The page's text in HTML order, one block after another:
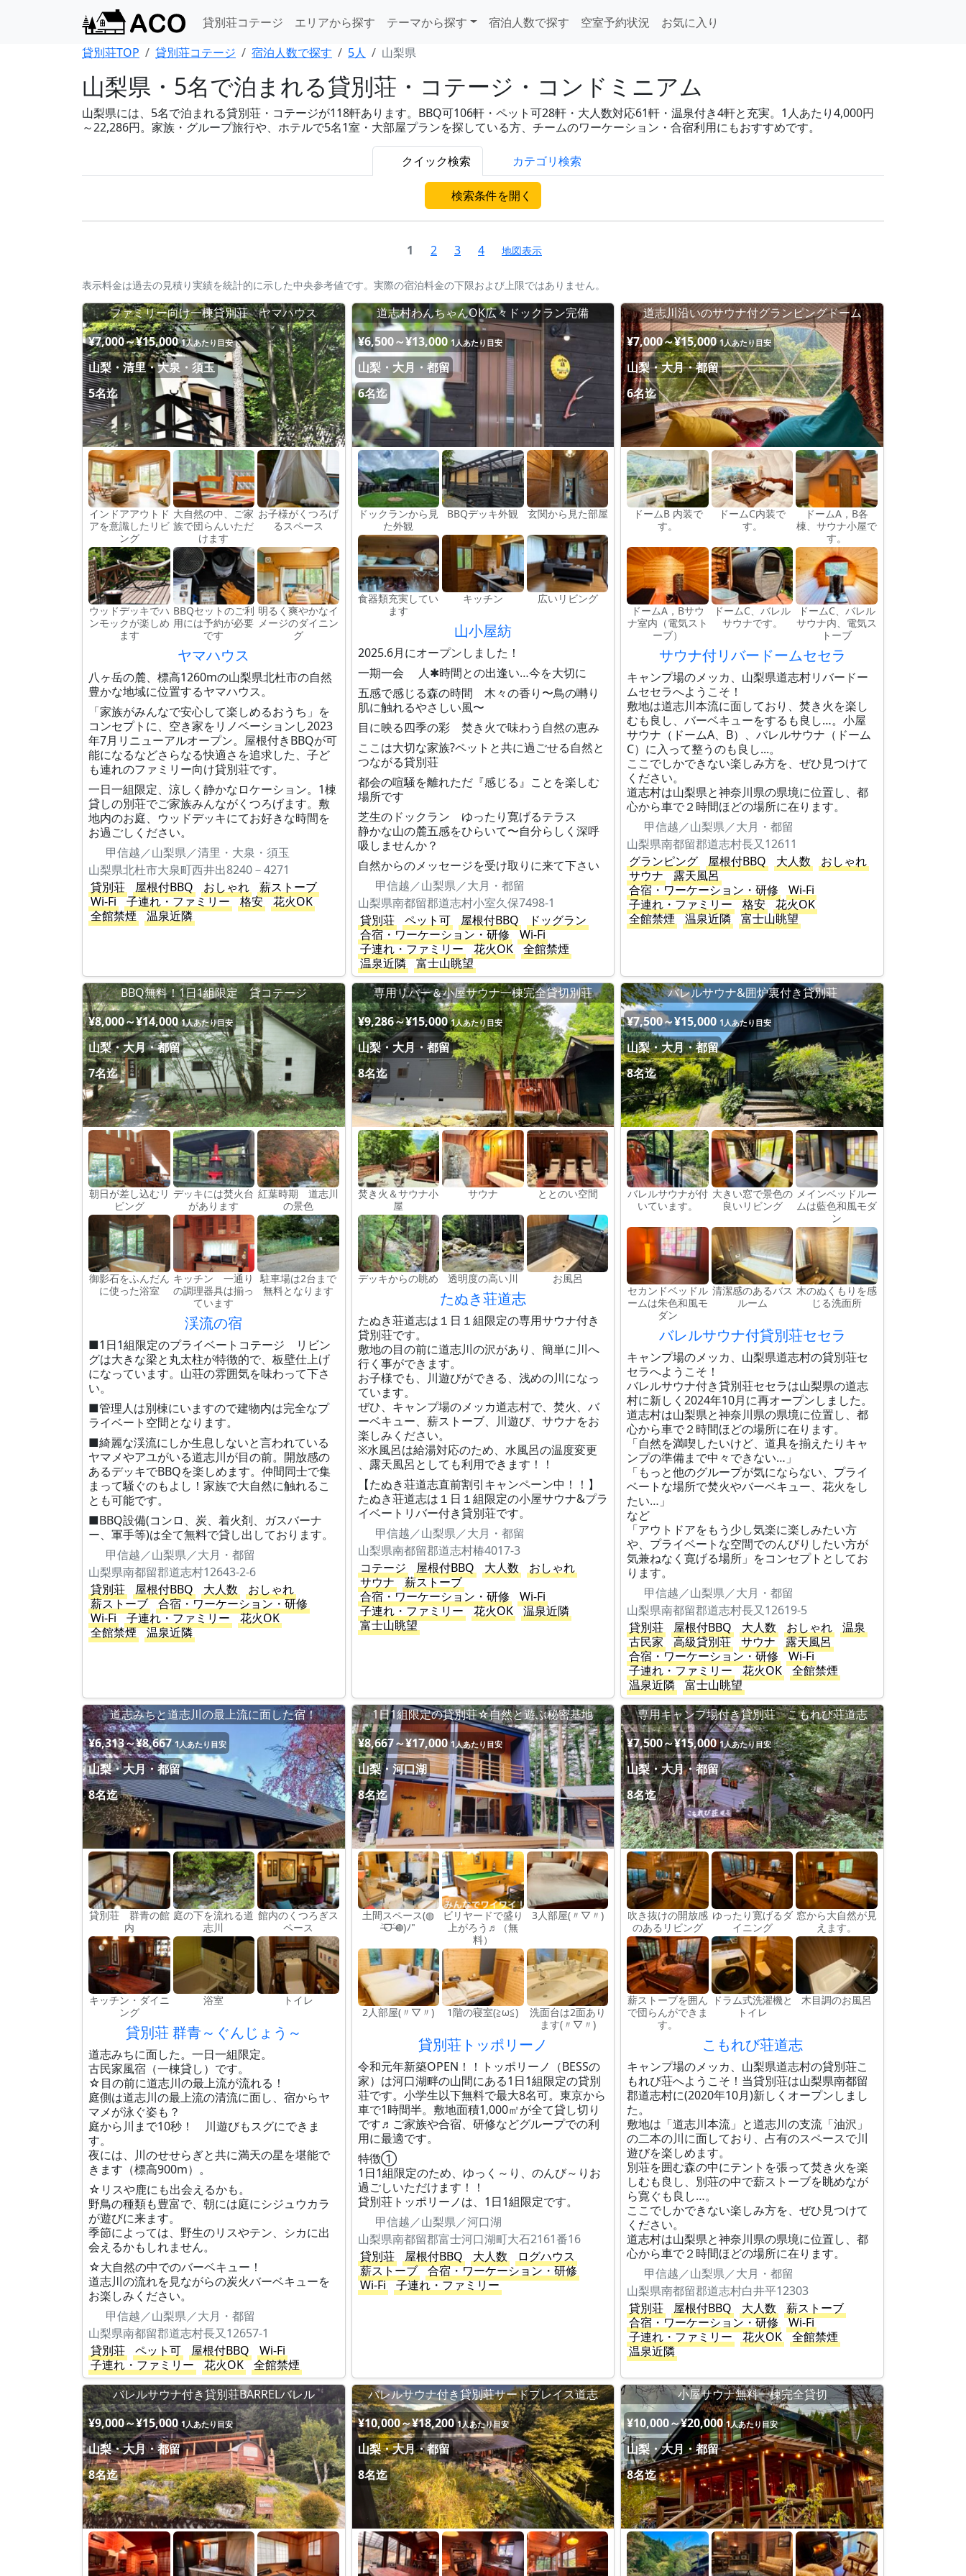
貸別荘コテージ エリアから探す テーマから探す 宿泊人数で探す 空室予約状況
お気に入り
貸別荘TOP
貸別荘コテージ 宿泊人数で探す 5人 山梨県
山梨県・5名で泊まれる貸別荘・コテージ・コンドミニアム
山梨県には、5名で泊まれる貸別荘・コテージが118軒あります。BBQ可106軒・ペット可28軒・大人数対応61軒・温泉付き4軒と充実。1人あたり4,000円
～22,286円。家族・グループ旅行や、ホテルで5名1室・大部屋プランを探している方、チームのワーケーション・合宿利用にもおすすめです。
クイック検索 カテゴリ検索
検索条件を開く
1 2 3 4 地図表示
表示料金は過去の見積り実績を統計的に示した中央参考値です。実際の宿泊料金の下限および上限ではありません。
ファミリー向け一棟貸別荘 ヤマハウス
¥7,000～¥15,000 1人あたり目安
山梨・清里・大泉・須玉
5名迄
インドアアウトド
アを意識したリビ
ング
大自然の中、ご家
族で団らんいただ
けます
お子様がくつろげ
るスペース
ウッドデッキでハ
ンモックが楽しめ
ます
BBQセットのご利
用には予約が必要
です
明るく爽やかなイ
メージのダイニン
グ
ヤマハウス
八ヶ岳の麓、標高1260mの山梨県北杜市の自然
豊かな地域に位置するヤマハウス。
「家族がみんなで安心して楽しめるおうち」を
コンセプトに、空き家をリノベーションし2023
年7月リニューアルオープン。屋根付きBBQが可
能になるなどさらなる快適さを追求した、子ど
も連れのファミリー向け貸別荘です。
一日一組限定、涼しく静かなロケーション。1棟
貸しの別荘でご家族みんながくつろげます。敷
地内のお庭、ウッドデッキにてお好きな時間を
お過ごしください。
甲信越／山梨県／清里・大泉・須玉
山梨県北杜市大泉町西井出8240－4271
貸別荘
屋根付BBQ おしゃれ
薪ストーブ
Wi-Fi
子連れ・ファミリー 格安
花火OK
全館禁煙
温泉近隣
道志村わんちゃんOK広々ドックラン完備
¥6,500～¥13,000 1人あたり目安
山梨・大月・都留
6名迄
ドックランから見
た外観
BBQデッキ外観 玄関から見た部屋
食器類充実してい
ます
キッチン 広いリビング
山小屋紡
2025.6月にオープンしました！
一期一会 人✱時間との出逢い…今を大切に
五感で感じる森の時間 木々の香り〜鳥の囀り
肌に触れるやさしい風〜
目に映る四季の彩 焚き火で味わう自然の恵み
ここは大切な家族?ペットと共に過ごせる自然と
つながる貸別荘
都会の喧騒を離れただ『感じる』ことを楽しむ
場所です
芝生のドックラン ゆったり寛げるテラス
静かな山の麓五感をひらいて〜自分らしく深呼
吸しませんか？
自然からのメッセージを受け取りに来て下さい
甲信越／山梨県／大月・都留
山梨県南都留郡道志村小室久保7498-1
貸別荘
ペット可 屋根付BBQ
ドッグラン
合宿・ワーケーション・研修
Wi-Fi
子連れ・ファミリー
花火OK
全館禁煙
温泉近隣
富士山眺望
道志川沿いのサウナ付グランピングドーム
¥7,000～¥15,000 1人あたり目安
山梨・大月・都留
6名迄
ドームB 内装で
す。
ドームC内装で
す。
ドームA，B各
棟、サウナ小屋で
す。
ドームA，Bサウ
ナ室内（電気スト
ーブ）
ドームC、バレル
サウナです。
ドームC、バレル
サウナ内、電気ス
トーブ
サウナ付リバードームセセラ
キャンプ場のメッカ、山梨県道志村リバードー
ムセセラへようこそ！
敷地は道志川本流に面しており、​焚き火を楽し
むも良し、バーベキューをするも良し…。小屋
サウナ（ドームA、B）、バレルサウナ（ドーム
C）に入って整うのも良し...。
ここでしかできない楽しみ方を、ぜひ見つけて
ください。
道志村は山梨県と神奈川県の県境に位置し、都
心から車で２時間ほどの場所に在ります。
甲信越／山梨県／大月・都留
山梨県南都留郡道志村長又12611
グランピング
屋根付BBQ 大人数
おしゃれ
サウナ
露天風呂
合宿・ワーケーション・研修
Wi-Fi
子連れ・ファミリー
格安
花火OK
全館禁煙
温泉近隣 富士山眺望
BBQ無料！1日1組限定 貸コテージ
¥8,000～¥14,000 1人あたり目安
山梨・大月・都留
7名迄
朝日が差し込むリ
ビング
デッキには焚火台
があります
紅葉時期 道志川
の景色
御影石をふんだん
に使った浴室
キッチン 一通り
の調理器具は揃っ
ています
駐車場は2台まで
無料となります
渓流の宿
■1日1組限定のプライベートコテージ リビン
グは大きな梁と丸太柱が特徴的で、板壁仕上げ
になっています。山荘の雰囲気を味わって下さ
い。
■管理人は別棟にいますので建物内は完全なプ
ライベート空間となります。
■綺麗な渓流にしか生息しないと言われている
ヤマメやアユがいる道志川が目の前。開放感の
あるデッキでBBQを楽しめます。仲間同士で集
まって騒ぐのもよし！家族で大自然に触れるこ
とも可能です。
■BBQ設備(コンロ、炭、着火剤、ガスバーナ
ー、軍手等)は全て無料で貸し出しております。
甲信越／山梨県／大月・都留
山梨県南都留郡道志村12643-2-6
貸別荘
屋根付BBQ 大人数
おしゃれ
薪ストーブ
合宿・ワーケーション・研修
Wi-Fi
子連れ・ファミリー
花火OK
全館禁煙
温泉近隣
専用リバー＆小屋サウナ一棟完全貸切別荘
¥9,286～¥15,000 1人あたり目安
山梨・大月・都留
8名迄
焚き火＆サウナ小
屋
サウナ ととのい空間
デッキからの眺め 透明度の高い川 お風呂
たぬき荘道志
たぬき荘道志は１日１組限定の専用サウナ付き
貸別荘です。
敷地の目の前に道志川の沢があり、簡単に川へ
行く事ができます。
お子様でも、川遊びができる、浅めの川になっ
ています。
ぜひ、キャンプ場のメッカ道志村で、焚火、バ
ーベキュー、薪ストーブ、川遊び、サウナをお
楽しみください。
※水風呂は給湯対応のため、水風呂の温度変更​
、露天風呂としても利用できます！！
【たぬき荘道志直前割引キャンペーン中！！】
たぬき荘道志は１日１組限定の小屋サウナ&プラ
イベートリバー付き貸別荘です。
甲信越／山梨県／大月・都留
山梨県南都留郡道志村椿4017-3
コテージ
屋根付BBQ 大人数
おしゃれ
サウナ
薪ストーブ
合宿・ワーケーション・研修
Wi-Fi
子連れ・ファミリー
花火OK
温泉近隣
富士山眺望
バレルサウナ&囲炉裏付き貸別荘
¥7,500～¥15,000 1人あたり目安
山梨・大月・都留
8名迄
バレルサウナが付
いています。
大きい窓で景色の
良いリビング
メインベッドルー
ムは藍色和風モダ
ン
セカンドベッドル
ームは朱色和風モ
ダン
清潔感のあるバス
ルーム
木のぬくもりを感
じる洗面所
バレルサウナ付貸別荘セセラ
キャンプ場のメッカ、山梨県道志村の貸別荘セ
セラへようこそ！
バレルサウナ付き貸別荘セセラは山梨県の道志
村に新しく2024年10月に再オープンしました。
道志村は山梨県と神奈川県の県境に位置し、都
心から車で２時間ほどの場所に在ります。
「自然を満喫したいけど、道具を揃えたりキャ
ンプの準備まで中々できない…」
「もっと他のグループが気にならない、プライ
ベートな場所で焚火やバーベキュー、花火をし
たい…」
など
「アウトドアをもう少し気楽に楽しみたい方
や、プライベートな空間でのんびりしたい方が
気兼ねなく寛げる場所」をコンセプトとしてお
ります。
甲信越／山梨県／大月・都留
山梨県南都留郡道志村長又12619-5
貸別荘
屋根付BBQ 大人数 おしゃれ
温泉
古民家
高級貸別荘 サウナ
露天風呂
合宿・ワーケーション・研修
Wi-Fi
子連れ・ファミリー
花火OK
全館禁煙
温泉近隣
富士山眺望
道志みちと道志川の最上流に面した宿！
¥6,313～¥8,667 1人あたり目安
山梨・大月・都留
8名迄
貸別荘 群青の館
内
庭の下を流れる道
志川
館内のくつろぎス
ペース
キッチン・ダイニ
ング
浴室 トイレ
貸別荘 群青～ぐんじょう～
道志みちに面した。一日一組限定。
古民家風宿（一棟貸し）です。
☆目の前に道志川の最上流が流れる！
庭側は道志川の最上流の清流に面し、宿からヤ
マメが泳ぐ姿も？
庭から川まで10秒！ 川遊びもスグにできま
す。
夜には、川のせせらぎと共に満天の星を堪能で
きます（標高900m）。
☆リスや鹿にも出会えるかも。
野鳥の種類も豊富で、朝には庭にシジュウカラ
が遊びに来ます。
季節によっては、野生のリスやテン、シカに出
会えるかもしれません。
☆大自然の中でのバーベキュー！
道志川の流れを見ながらの炭火バーベキューを
お楽しみください。
甲信越／山梨県／大月・都留
山梨県南都留郡道志村長又12657-1
貸別荘
ペット可 屋根付BBQ
Wi-Fi
子連れ・ファミリー
花火OK 全館禁煙
1日1組限定の貸別荘☆自然と遊ぶ秘密基地
¥8,667～¥17,000 1人あたり目安
山梨・河口湖
8名迄
土間スペース(◍
˃̶ᗜ˂̶◍)ﾉ"
ビリヤードで盛り
上がろう♬（無
料）
3人部屋(〃▽〃)
2人部屋(〃▽〃) 1階の寝室(≧ω≦)
洗面台は2面あり
ます(〃▽〃)
貸別荘トッポリーノ
令和元年新築OPEN！！トッポリーノ（BESSの
家）は河口湖畔の山間にある1日1組限定の貸別
荘です。小学生以下無料で最大8名可。東京から
車で1時間半。敷地面積1,000㎡が全て貸し切り
です♬ご家族や合宿、研修などグループでの利
用に最適です。
特徴①
1日1組限定のため、ゆっく～り、のんび～りお
過ごしいただけます！！
貸別荘トッポリーノは、1日1組限定です。
甲信越／山梨県／河口湖
山梨県南都留郡富士河口湖町大石2161番16
貸別荘
屋根付BBQ 大人数
ログハウス
薪ストーブ
合宿・ワーケーション・研修
Wi-Fi
子連れ・ファミリー
専用キャンプ場付き貸別荘 こもれび荘道志
¥7,500～¥15,000 1人あたり目安
山梨・大月・都留
8名迄
吹き抜けの開放感
のあるリビング
ゆったり寛げるダ
イニング
窓から大自然が見
えます。
薪ストーブを囲ん
で団らんができま
す。
ドラム式洗濯機と
トイレ
木目調のお風呂
こもれび荘道志
キャンプ場のメッカ、山梨県道志村の貸別荘こ
もれび荘へようこそ！当貸別荘は山梨県南都留
郡道志村に(2020年10月)新しくオープンしまし
た。
敷地は「道志川本流」と道志川の支流「油沢」
の二本の川に面しており、​占有のスペースで川
遊びを楽しめます。
別荘を囲む森の中にテントを張って焚き火を楽
しむも良し、別荘の中で薪ストーブを眺めなが
ら寛ぐも良し…。
ここでしかできない楽しみ方を、ぜひ見つけて
ください。
道志村は山梨県と神奈川県の県境に位置し、都
心から車で２時間ほどの場所に在ります。
甲信越／山梨県／大月・都留
山梨県南都留郡道志村白井平12303
貸別荘
屋根付BBQ 大人数
薪ストーブ
合宿・ワーケーション・研修
Wi-Fi
子連れ・ファミリー
花火OK
全館禁煙
温泉近隣
バレルサウナ付き貸別荘BARRELバレル
¥9,000～¥15,000 1人あたり目安
山梨・大月・都留
8名迄
バレルサウナ付き貸別荘サードプレイス道志
¥10,000～¥18,200 1人あたり目安
山梨・大月・都留
8名迄
小屋サウナ無料一棟完全貸切
¥10,000～¥20,000 1人あたり目安
山梨・大月・都留
8名迄